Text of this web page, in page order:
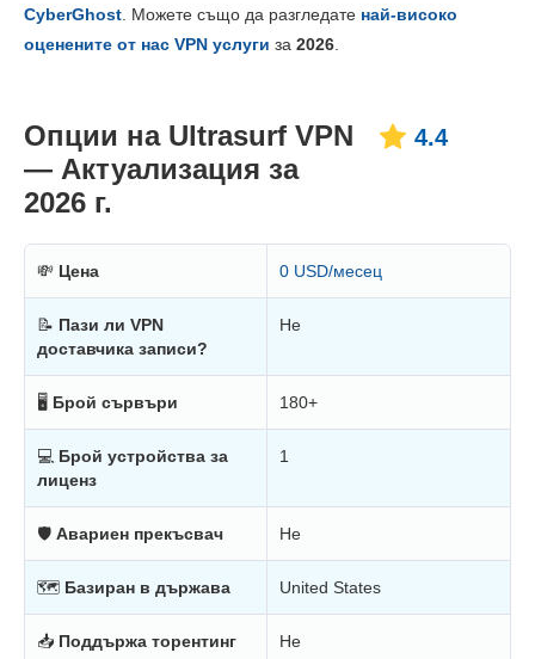
Надеждност и поддръжка 6.3
CyberGhost. Можете също да разгледате най-високо
оценените от нас VPN услуги за 2026.
Опции на Ultrasurf VPN
— Актуализация за
2026 г.
4.4
💸 Цена 0 USD/месец
📝 Пази ли VPN
доставчика записи?
Не
🖥 Брой сървъри 180+
💻 Брой устройства за
лиценз
1
🛡 Авариен прекъсвач Не
🗺 Базиран в държава United States
📥 Поддържа торентинг Не